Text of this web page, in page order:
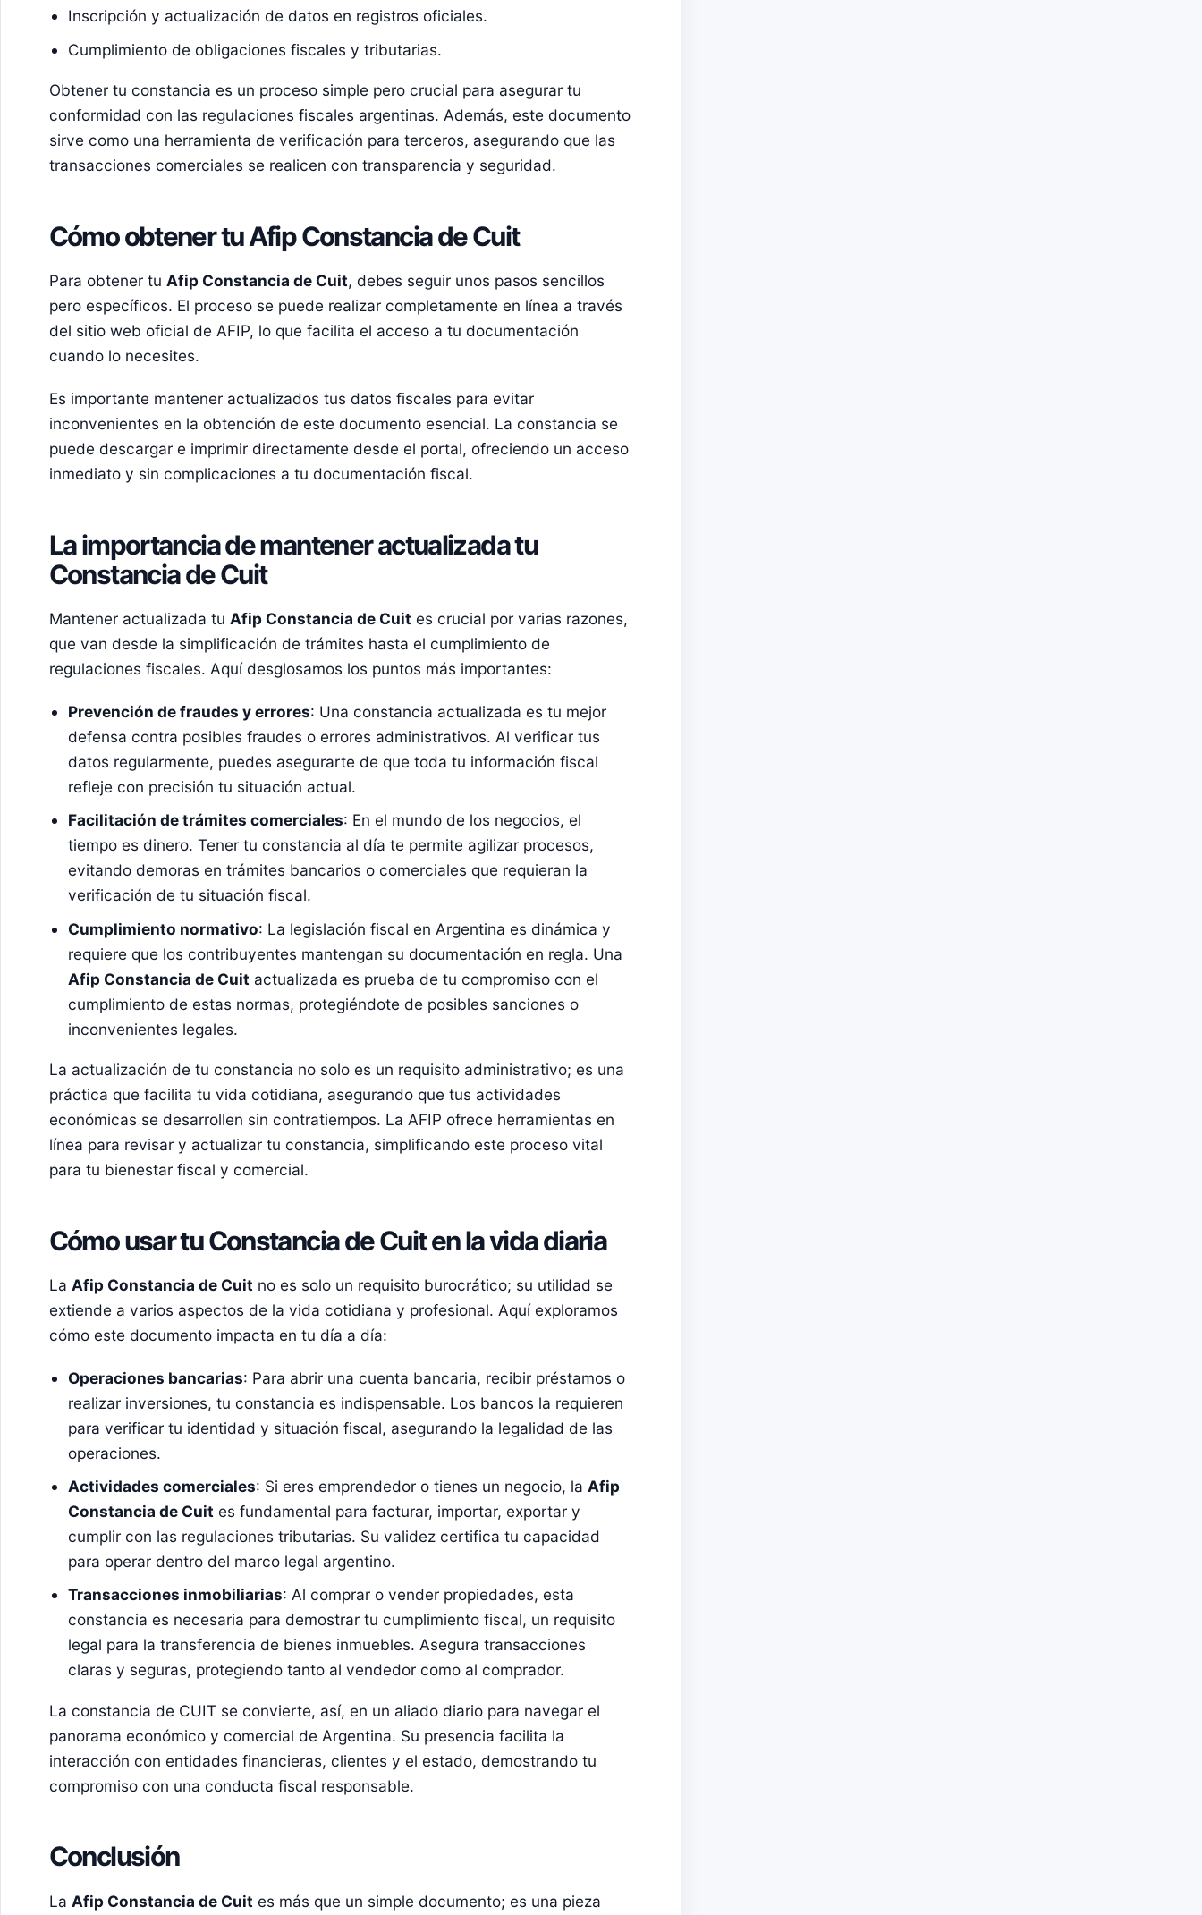
Inscripción y actualización de datos en registros oficiales.
Cumplimiento de obligaciones fiscales y tributarias.
Obtener tu constancia es un proceso simple pero crucial para asegurar tu
conformidad con las regulaciones fiscales argentinas. Además, este documento
sirve como una herramienta de verificación para terceros, asegurando que las
transacciones comerciales se realicen con transparencia y seguridad.
Cómo obtener tu Afip Constancia de Cuit
Para obtener tu Afip Constancia de Cuit, debes seguir unos pasos sencillos
pero específicos. El proceso se puede realizar completamente en línea a través
del sitio web oficial de AFIP, lo que facilita el acceso a tu documentación
cuando lo necesites.
Es importante mantener actualizados tus datos fiscales para evitar
inconvenientes en la obtención de este documento esencial. La constancia se
puede descargar e imprimir directamente desde el portal, ofreciendo un acceso
inmediato y sin complicaciones a tu documentación fiscal.
La importancia de mantener actualizada tu
Constancia de Cuit
Mantener actualizada tu Afip Constancia de Cuit es crucial por varias razones,
que van desde la simplificación de trámites hasta el cumplimiento de
regulaciones fiscales. Aquí desglosamos los puntos más importantes:
Prevención de fraudes y errores: Una constancia actualizada es tu mejor
defensa contra posibles fraudes o errores administrativos. Al verificar tus
datos regularmente, puedes asegurarte de que toda tu información fiscal
refleje con precisión tu situación actual.
Facilitación de trámites comerciales: En el mundo de los negocios, el
tiempo es dinero. Tener tu constancia al día te permite agilizar procesos,
evitando demoras en trámites bancarios o comerciales que requieran la
verificación de tu situación fiscal.
Cumplimiento normativo: La legislación fiscal en Argentina es dinámica y
requiere que los contribuyentes mantengan su documentación en regla. Una
Afip Constancia de Cuit actualizada es prueba de tu compromiso con el
cumplimiento de estas normas, protegiéndote de posibles sanciones o
inconvenientes legales.
La actualización de tu constancia no solo es un requisito administrativo; es una
práctica que facilita tu vida cotidiana, asegurando que tus actividades
económicas se desarrollen sin contratiempos. La AFIP ofrece herramientas en
línea para revisar y actualizar tu constancia, simplificando este proceso vital
para tu bienestar fiscal y comercial.
Cómo usar tu Constancia de Cuit en la vida diaria
La Afip Constancia de Cuit no es solo un requisito burocrático; su utilidad se
extiende a varios aspectos de la vida cotidiana y profesional. Aquí exploramos
cómo este documento impacta en tu día a día:
Operaciones bancarias: Para abrir una cuenta bancaria, recibir préstamos o
realizar inversiones, tu constancia es indispensable. Los bancos la requieren
para verificar tu identidad y situación fiscal, asegurando la legalidad de las
operaciones.
Actividades comerciales: Si eres emprendedor o tienes un negocio, la Afip
Constancia de Cuit es fundamental para facturar, importar, exportar y
cumplir con las regulaciones tributarias. Su validez certifica tu capacidad
para operar dentro del marco legal argentino.
Transacciones inmobiliarias: Al comprar o vender propiedades, esta
constancia es necesaria para demostrar tu cumplimiento fiscal, un requisito
legal para la transferencia de bienes inmuebles. Asegura transacciones
claras y seguras, protegiendo tanto al vendedor como al comprador.
La constancia de CUIT se convierte, así, en un aliado diario para navegar el
panorama económico y comercial de Argentina. Su presencia facilita la
interacción con entidades financieras, clientes y el estado, demostrando tu
compromiso con una conducta fiscal responsable.
Conclusión
La Afip Constancia de Cuit es más que un simple documento; es una pieza